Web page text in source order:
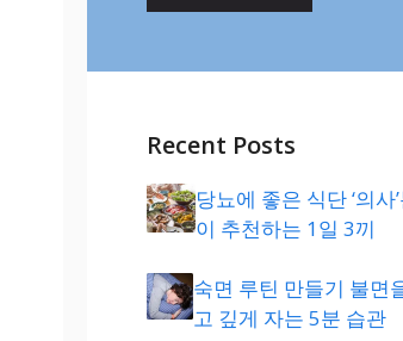
Recent Posts
당뇨에 좋은 식단 ‘의사
이 추천하는 1일 3끼
숙면 루틴 만들기 불면
고 깊게 자는 5분 습관